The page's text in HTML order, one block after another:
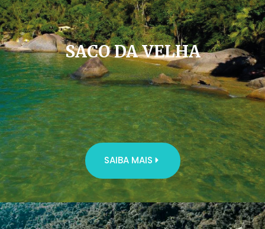
SACO DA VELHA
SAIBA MAIS